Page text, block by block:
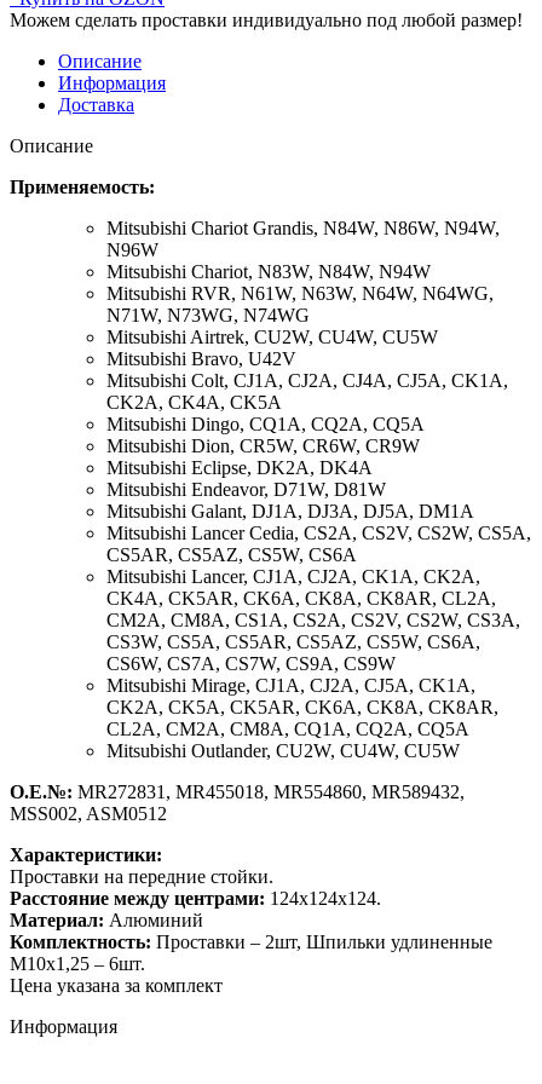
Можем сделать проставки индивидуально под любой размер!
Описание
Информация
Доставка
Описание
Применяемость:
Mitsubishi Chariot Grandis, N84W, N86W, N94W,
N96W
Mitsubishi Chariot, N83W, N84W, N94W
Mitsubishi RVR, N61W, N63W, N64W, N64WG,
N71W, N73WG, N74WG
Mitsubishi Airtrek, CU2W, CU4W, CU5W
Mitsubishi Bravo, U42V
Mitsubishi Colt, CJ1A, CJ2A, CJ4A, CJ5A, CK1A,
CK2A, CK4A, CK5A
Mitsubishi Dingo, CQ1A, CQ2A, CQ5A
Mitsubishi Dion, CR5W, CR6W, CR9W
Mitsubishi Eclipse, DK2A, DK4A
Mitsubishi Endeavor, D71W, D81W
Mitsubishi Galant, DJ1A, DJ3A, DJ5A, DM1A
Mitsubishi Lancer Cedia, CS2A, CS2V, CS2W, CS5A,
CS5AR, CS5AZ, CS5W, CS6A
Mitsubishi Lancer, CJ1A, CJ2A, CK1A, CK2A,
CK4A, CK5AR, CK6A, CK8A, CK8AR, CL2A,
CM2A, CM8A, CS1A, CS2A, CS2V, CS2W, CS3A,
CS3W, CS5A, CS5AR, CS5AZ, CS5W, CS6A,
CS6W, CS7A, CS7W, CS9A, CS9W
Mitsubishi Mirage, CJ1A, CJ2A, CJ5A, CK1A,
CK2A, CK5A, CK5AR, CK6A, CK8A, CK8AR,
CL2A, CM2A, CM8A, CQ1A, CQ2A, CQ5A
Mitsubishi Outlander, CU2W, CU4W, CU5W
О.Е.№: MR272831, MR455018, MR554860, MR589432,
MSS002, ASM0512
Характеристики:
Проставки на передние стойки.
Расстояние между центрами: 124х124х124.
Материал: Алюминий
Комплектность: Проставки – 2шт, Шпильки удлиненные
М10х1,25 – 6шт.
Цена указана за комплект
Информация